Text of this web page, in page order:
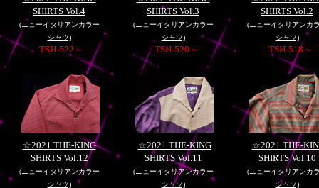
SHIRTS Vol.4
(ニューイタリアンカラー
シャツ)
TSH-522～
SHIRTS Vol.3
(ニューイタリアンカラー
シャツ)
TSH-520～
SHIRTS Vol.2
(ニューイタリアンカ
シャツ)
TSH-518～
☆2021 THE-KING
SHIRTS Vol.12
(ニューイタリアンカラー
シャツ)
☆2021 THE-KING
SHIRTS Vol.11
(ニューイタリアンカラー
シャツ)
☆2021 THE-
SHIRTS Vol.10
(ニューイタリアンカ
シャツ)